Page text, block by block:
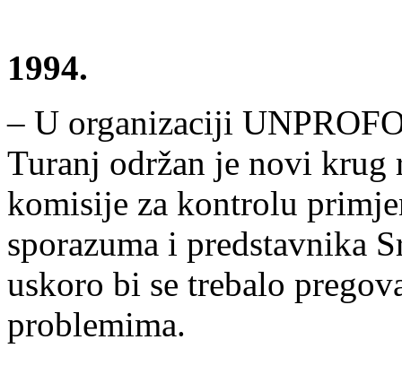
1994.
– U organizaciji
Turanj održan je novi krug
komisije za kontrolu
sporazuma i predstavnika
uskoro bi se trebalo
problemima.